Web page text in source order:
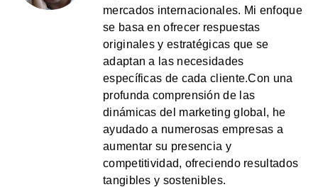
mercados internacionales. Mi enfoque
se basa en ofrecer respuestas
originales y estratégicas que se
adaptan a las necesidades
específicas de cada cliente.Con una
profunda comprensión de las
dinámicas del marketing global, he
ayudado a numerosas empresas a
aumentar su presencia y
competitividad, ofreciendo resultados
tangibles y sostenibles.